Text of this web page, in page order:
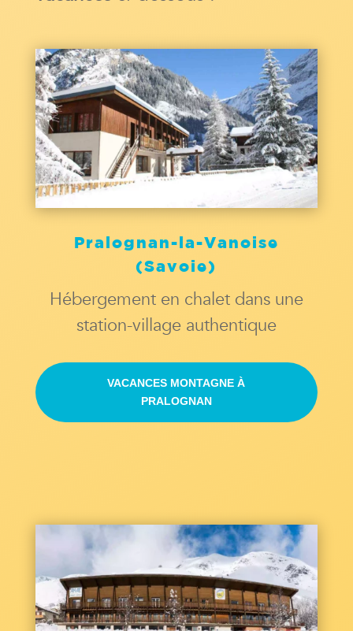
Pralognan-la-Vanoise
(Savoie)
Hébergement en chalet dans une
station-village authentique
VACANCES MONTAGNE À
PRALOGNAN